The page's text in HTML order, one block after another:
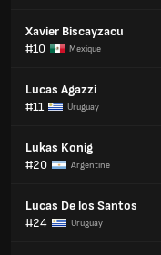
Xavier Biscayzacu
#10
Mexique
Lucas Agazzi
#11
Uruguay
Lukas Konig
#20
Argentine
Lucas De los Santos
#24
Uruguay